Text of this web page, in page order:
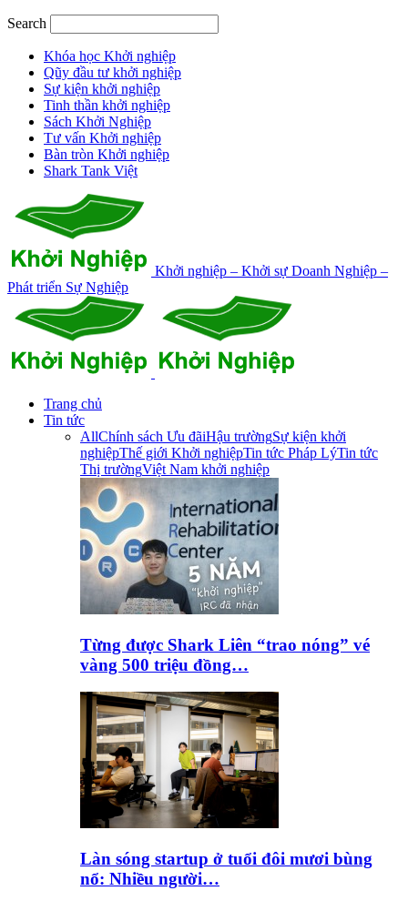
Search
Khóa học Khởi nghiệp
Qũy đầu tư khởi nghiệp
Sự kiện khởi nghiệp
Tinh thần khởi nghiệp
Sách Khởi Nghiệp
Tư vấn Khởi nghiệp
Bàn tròn Khởi nghiệp
Shark Tank Việt
Khởi nghiệp – Khởi sự Doanh Nghiệp –
Phát triển Sự Nghiệp
Trang chủ
Tin tức
AllChính sách Ưu đãiHậu trườngSự kiện khởi
nghiệpThế giới Khởi nghiệpTin tức Pháp LýTin tức
Thị trườngViệt Nam khởi nghiệp
Từng được Shark Liên “trao nóng” vé
vàng 500 triệu đồng…
Làn sóng startup ở tuổi đôi mươi bùng
nổ: Nhiều người…